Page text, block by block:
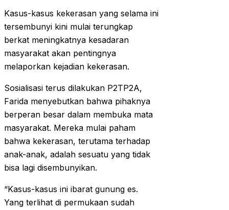
Kasus-kasus kekerasan yang selama ini
tersembunyi kini mulai terungkap
berkat meningkatnya kesadaran
masyarakat akan pentingnya
melaporkan kejadian kekerasan.
Sosialisasi terus dilakukan P2TP2A,
Farida menyebutkan bahwa pihaknya
berperan besar dalam membuka mata
masyarakat. Mereka mulai paham
bahwa kekerasan, terutama terhadap
anak-anak, adalah sesuatu yang tidak
bisa lagi disembunyikan.
“Kasus-kasus ini ibarat gunung es.
Yang terlihat di permukaan sudah